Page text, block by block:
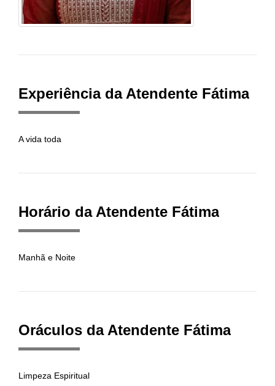
Experiência da Atendente Fátima
A vida toda
Horário da Atendente Fátima
Manhã e Noite
Oráculos da Atendente Fátima
Limpeza Espiritual